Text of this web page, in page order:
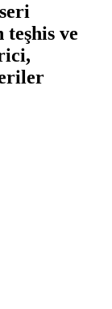
teşhis ve